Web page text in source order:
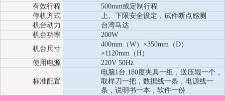
有效行程
500mm或定制行程
停机方式
上、下限安全设定，试件断点感测
机台动力
台湾马达
机台功率
200W
机台尺寸
400mm （W）×350mm（D）
×1120mm（H）
使用电源
220V 50Hz
标准配置
电脑1台.180度夹具一组，送压辊一个，
取样刀一把，数据线一条，电源线一
条，说明书一本，软件一份